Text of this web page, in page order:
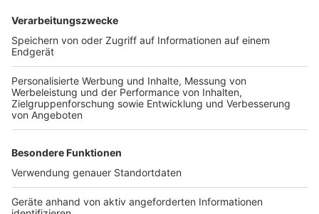
Drittanbieters, um Videoinhalte
einzubetten. Dieser Service kann
Daten zu Ihren Aktivitäten
sammeln. Bitte lesen Sie die
Details durch und stimmen Sie der
Nutzung des Service zu, um dieses
Video anzusehen.
Mehr Informationen
Zusammen mit Burna Boy und Little Simz bringt
Coldplay mit "We Pray" eine neue Single auf den